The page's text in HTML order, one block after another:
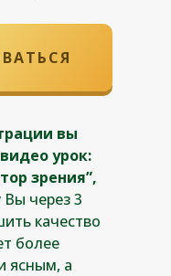
вы
урок:
зрения”,
через 3
качество
более
ясным, а